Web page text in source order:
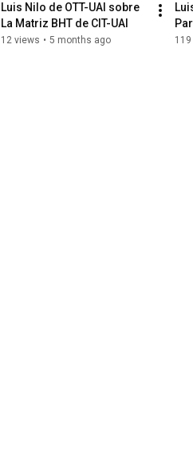
Luis Nilo de OTT-UAI sobre
La Matriz BHT de CIT-UAI
12 views • 5 months ago
el